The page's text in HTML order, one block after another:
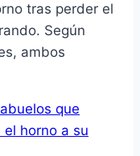
tras perder el
Según
ambos
que
horno a su